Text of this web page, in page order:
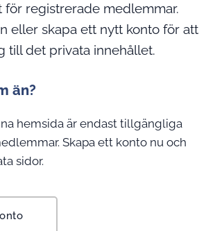
registrerade medlemmar.
eller skapa ett nytt konto för att
till det privata innehållet.
än?
hemsida är endast tillgängliga
Skapa ett konto nu och
sidor.